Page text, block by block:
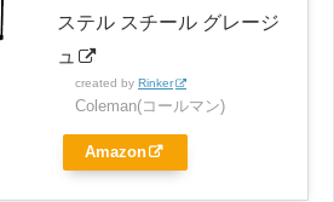
ステル スチール グレージ
ュ
created by Rinker
Coleman(コールマン)
Amazon